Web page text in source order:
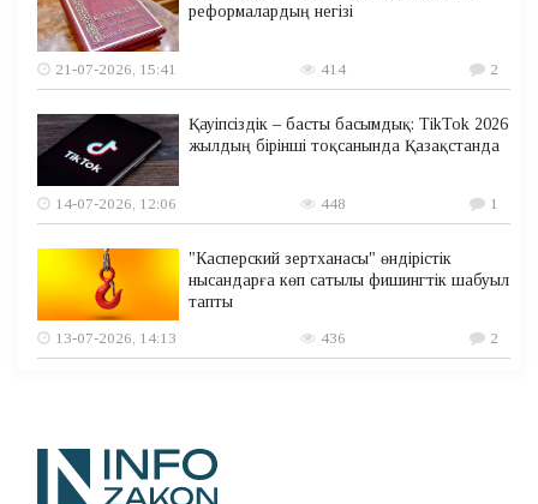
реформалардың негізі
21-07-2026, 15:41 414 2
Қауіпсіздік – басты басымдық: TikTok 2026
жылдың бірінші тоқсанында Қазақстанда
14-07-2026, 12:06 448 1
"Касперский зертханасы" өндірістік
нысандарға көп сатылы фишингтік шабуыл
тапты
13-07-2026, 14:13
436 2